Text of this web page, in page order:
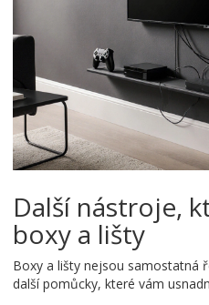
Další nástroje,
boxy a lišty
Boxy a lišty nejsou samostatná
další pomůcky, které vám